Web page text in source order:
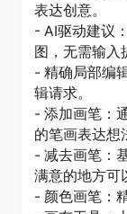
表达创意。
- AI驱动建议
图，无需输入
- 精确局部编
辑请求。
- 添加画笔：
的笔画表达想
- 减去画笔：
满意的地方可
- 颜色画笔：